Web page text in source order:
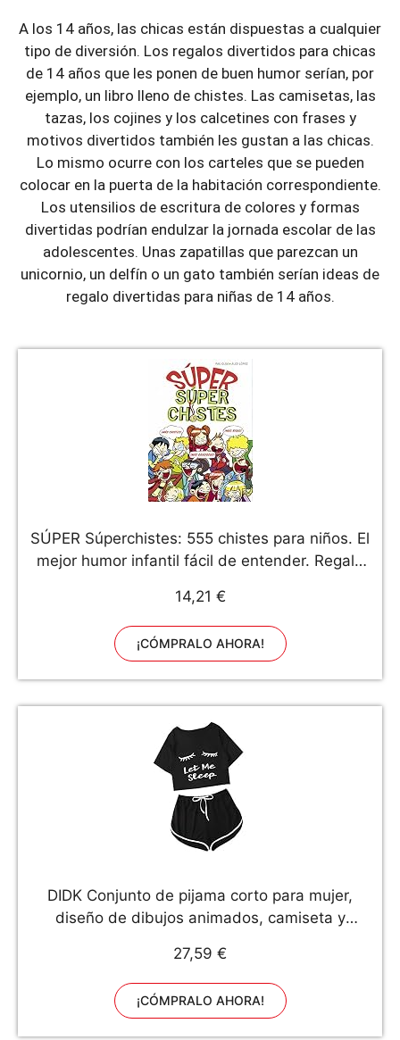
A los 14 años, las chicas están dispuestas a cualquier
tipo de diversión. Los regalos divertidos para chicas
de 14 años que les ponen de buen humor serían, por
ejemplo, un libro lleno de chistes. Las camisetas, las
tazas, los cojines y los calcetines con frases y
motivos divertidos también les gustan a las chicas.
Lo mismo ocurre con los carteles que se pueden
colocar en la puerta de la habitación correspondiente.
Los utensilios de escritura de colores y formas
divertidas podrían endulzar la jornada escolar de las
adolescentes. Unas zapatillas que parezcan un
unicornio, un delfín o un gato también serían ideas de
regalo divertidas para niñas de 14 años.
SÚPER Súperchistes: 555 chistes para niños. El
mejor humor infantil fácil de entender. Regalo
ilustrados)
14,21 €
¡CÓMPRALO AHORA!
DIDK Conjunto de pijama corto para mujer,
diseño de dibujos animados, camiseta y
negro #418 XS
27,59 €
¡CÓMPRALO AHORA!